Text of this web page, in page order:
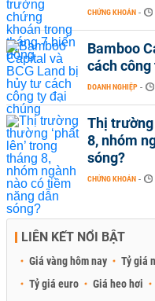
CHỨNG KHOÁN -
Bamboo
cách
DOANH NGHIỆP -
Thị trường
8, nhóm
sóng?
CHỨNG KHOÁN -
LIÊN KẾT NỔI BẬT
Giá vàng hôm nay Tỷ giá
Tỷ giá euro
Giá heo hơi